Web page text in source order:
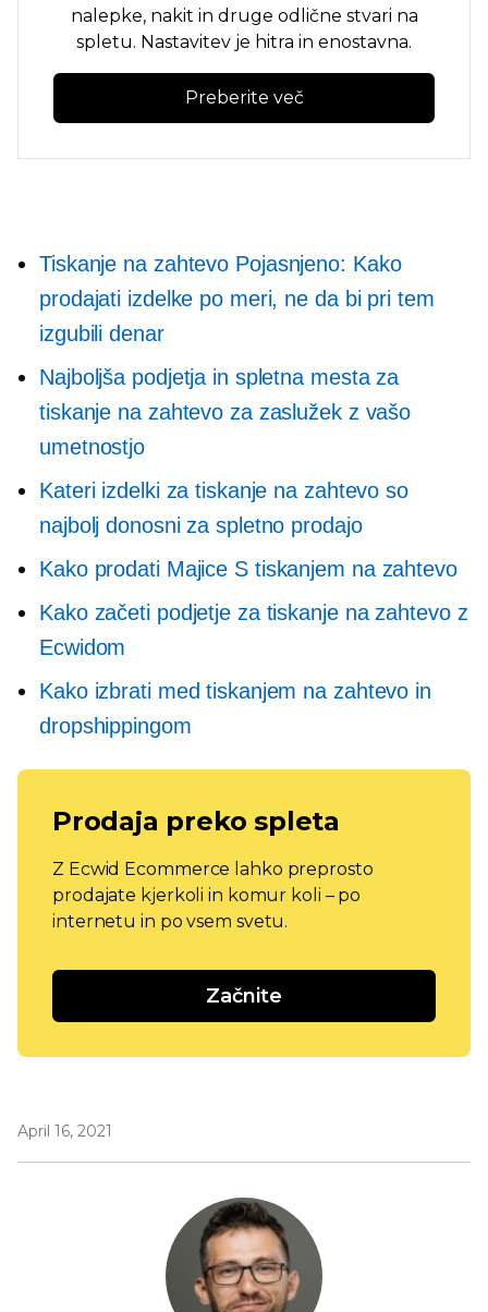
nalepke, nakit in druge odlične stvari na
spletu. Nastavitev je hitra in enostavna.
Preberite več
Tiskanje na zahtevo Pojasnjeno: Kako
prodajati izdelke po meri, ne da bi pri tem
izgubili denar
Najboljša podjetja in spletna mesta za
tiskanje na zahtevo za zaslužek z vašo
umetnostjo
Kateri izdelki za tiskanje na zahtevo so
najbolj donosni za spletno prodajo
Kako prodati Majice S tiskanjem na zahtevo
Kako začeti podjetje za tiskanje na zahtevo z
Ecwidom
Kako izbrati med tiskanjem na zahtevo in
dropshippingom
Prodaja preko spleta
Z Ecwid Ecommerce lahko preprosto
prodajate kjerkoli in komur koli – po
internetu in po vsem svetu.
Začnite
April 16, 2021